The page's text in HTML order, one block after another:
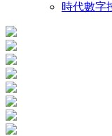
時代數字